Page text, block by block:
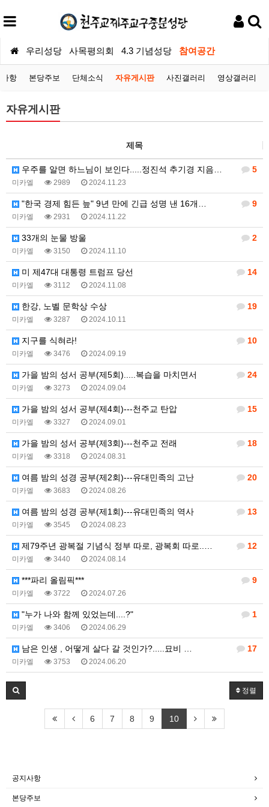
우리성당 사목평의회 4.3 기념성당 참여공간
항 본당주보 단체소식 자유게시판 사진갤러리 영상갤러리
자유게시판
제목
5
우주를 알면 하느님이 보인다.....정진석 추기경 지음…
미카엘 2989 2024.11.23
9
"한국 경제 힘든 늪" 9년 만에 긴급 성명 낸 16개…
미카엘 2931 2024.11.22
2
33개의 눈물 방울
미카엘 3150 2024.11.10
14
미 제47대 대통령 트럼프 당선
미카엘 3112 2024.11.08
19
한강, 노벨 문학상 수상
미카엘 3287 2024.10.11
10
지구를 식혀라!
미카엘 3476 2024.09.19
24
가을 밤의 성서 공부(제5회).....복습을 마치면서
미카엘 3273 2024.09.04
15
가을 밤의 성서 공부(제4회)---천주교 탄압
미카엘 3327 2024.09.01
18
가을 밤의 성서 공부(제3회)---천주교 전래
미카엘 3318 2024.08.31
20
여름 밤의 성경 공부(제2회)---유대민족의 고난
미카엘 3683 2024.08.26
13
여름 밤의 성경 공부(제1회)---유대민족의 역사
미카엘 3545 2024.08.23
12
제79주년 광복절 기념식 정부 따로, 광복회 따로..…
미카엘 3440 2024.08.14
9
***파리 올림픽***
미카엘 3722 2024.07.26
1
"누가 나와 함께 있었는데....?"
미카엘 3406 2024.06.29
17
남은 인생 , 어떻게 살다 갈 것인가?.....묘비 …
미카엘 3753 2024.06.20
정렬
6 7 8 9 10
공지사항
본당주보